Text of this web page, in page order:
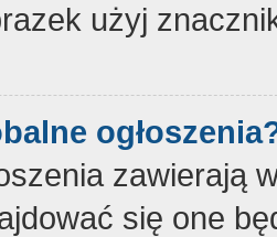
użyj
zawierają
się one